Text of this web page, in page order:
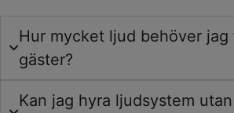
Hur mycket ljud behöver jag
gäster?
Kan jag hyra ljudsystem